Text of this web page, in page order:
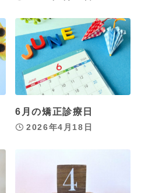
6月の矯正診療日
2026年4月18日